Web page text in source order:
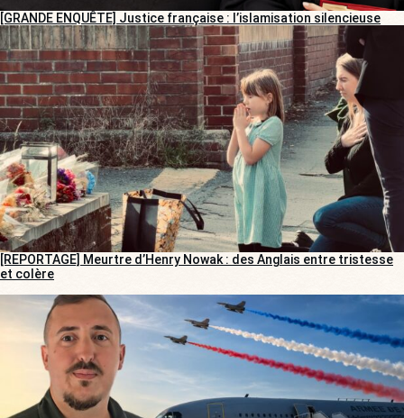
[GRANDE ENQUÊTE] Justice française : l’islamisation silencieuse
[REPORTAGE] Meurtre d’Henry Nowak : des Anglais entre tristesse
et colère